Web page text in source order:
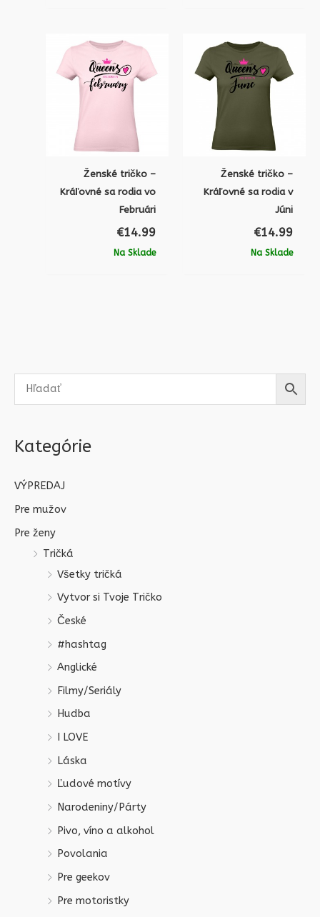
Kategórie
VÝPREDAJ
Pre mužov
Pre ženy
Tričká
Všetky tričká
Vytvor si Tvoje Tričko
České
#hashtag
Anglické
Filmy/Seriály
Hudba
I LOVE
Láska
Ľudové motívy
Narodeniny/Párty
Pivo, víno a alkohol
Povolania
Pre geekov
Pre motoristky
Ženské tričko –
Kráľovné sa rodia vo
Februári
€14.99
Na Sklade
Ženské tričko –
Kráľovné sa rodia v
Júni
€14.99
Na Sklade